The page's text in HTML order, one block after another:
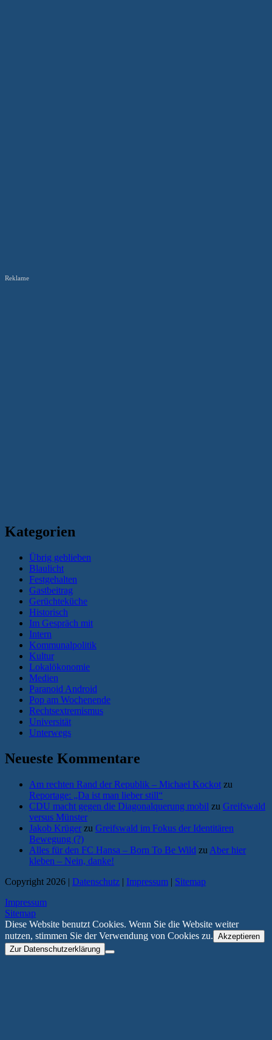
Reklame
Kategorien
Übrig geblieben
Blaulicht
Festgehalten
Gastbeitrag
Gerüchteküche
Historisch
Im Gespräch mit
Intern
Kommunalpolitik
Kultur
Lokalökonomie
Medien
Paranoid Android
Pop am Wochenende
Rechtsextremismus
Universität
Unterwegs
Neueste Kommentare
Am rechten Rand der Republik – Michael Kockot zu
Reportage: „Da ist man lieber still“
CDU macht gegen die Diagonalquerung mobil zu Greifswald
versus Münster
Jakob Krüger zu Greifswald im Fokus der Identitären
Bewegung (?)
Alles für den FC Hansa – Born To Be Wild zu Aber hier
kleben – Nein, danke!
Copyright 2026 | Datenschutz | Impressum | Sitemap
Impressum
Sitemap
Diese Website benutzt Cookies. Wenn Sie die Website weiter
nutzen, stimmen Sie der Verwendung von Cookies zu. Akzeptieren
Zur Datenschutzerklärung